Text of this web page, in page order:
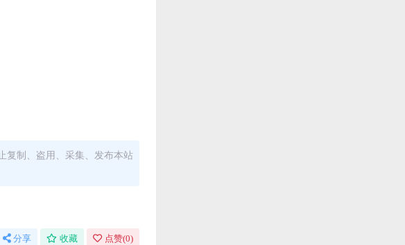
复制、盗用、采集、发布本站
分享 收藏 点赞(0)